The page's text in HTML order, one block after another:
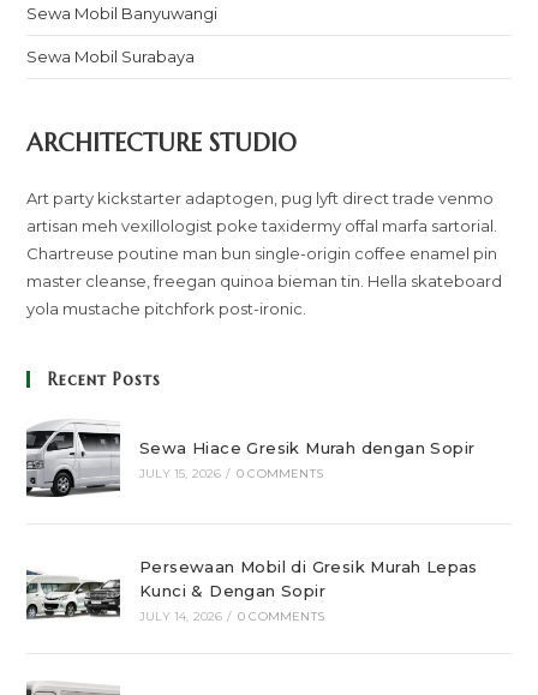
Sewa Mobil Banyuwangi
Sewa Mobil Surabaya
ARCHITECTURE STUDIO
Art party kickstarter adaptogen, pug lyft direct trade venmo
artisan meh vexillologist poke taxidermy offal marfa sartorial.
Chartreuse poutine man bun single-origin coffee enamel pin
master cleanse, freegan quinoa bieman tin. Hella skateboard
yola mustache pitchfork post-ironic.
Recent Posts
Sewa Hiace Gresik Murah dengan Sopir
JULY 15, 2026 / 0 COMMENTS
Persewaan Mobil di Gresik Murah Lepas
Kunci & Dengan Sopir
JULY 14, 2026 / 0 COMMENTS